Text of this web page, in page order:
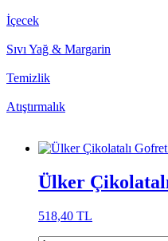
İçecek
Sıvı Yağ & Margarin
Temizlik
Atıştırmalık
Ülker
518,40 TL